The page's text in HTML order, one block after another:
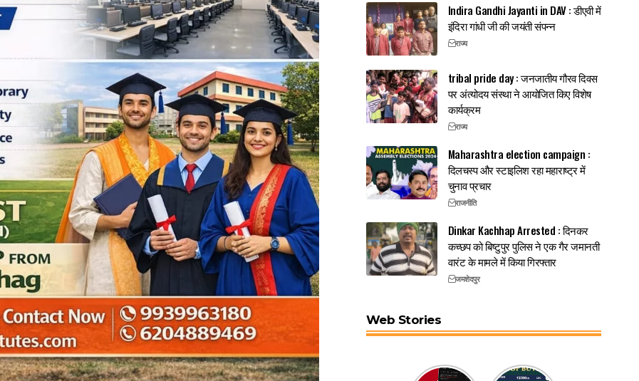
Indira Gandhi Jayanti in DAV : डीएवी में
इंदिरा गांधी जी की जयंती संपन्न
राज्य
tribal pride day : जनजातीय गौरव दिवस
पर अंत्योदय संस्था ने आयोजित किए विशेष
कार्यक्रम
राज्य
Maharashtra election campaign :
दिलचस्प और स्टाइलिश रहा महाराष्ट्र में
चुनाव प्रचार
राजनीति
Dinkar Kachhap Arrested : दिनकर
कच्छप को बिष्टुपुर पुलिस ने एक गैर जमानती
वारंट के मामले में किया गिरफ्तार
जमशेदपुर
Web Stories